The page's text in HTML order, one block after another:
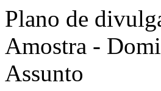
Plano de
Amostra -
Assunto